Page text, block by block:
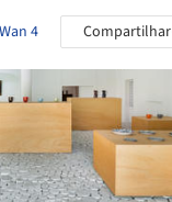
4 Compartilhar